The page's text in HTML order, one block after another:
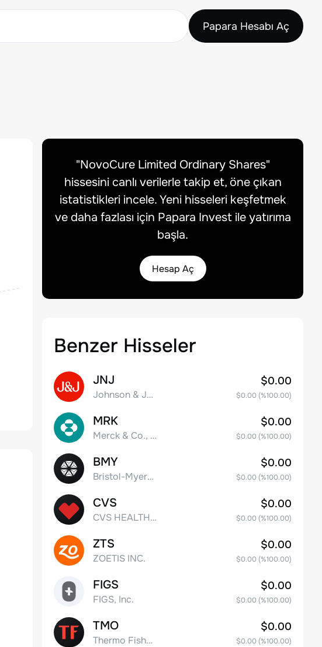
Papara Hesabı Aç
"NovoCure Limited Ordinary Shares"
hissesini canlı verilerle takip et, öne çıkan
istatistikleri incele. Yeni hisseleri keşfetmek
ve daha fazlası için Papara Invest ile yatırıma
başla.
Hesap Aç
Benzer Hisseler
JNJ
Johnson & Johnson
$0.00
$0.00(%100.00)
MRK
Merck & Co., Inc.
$0.00
$0.00(%100.00)
BMY
Bristol-Myers Squibb Co.
$0.00
$0.00(%100.00)
CVS
CVS HEALTH CORPORATION
$0.00
$0.00(%100.00)
ZTS
ZOETIS INC.
$0.00
$0.00(%100.00)
FIGS
FIGS, Inc.
$0.00
$0.00(%100.00)
TMO
Thermo Fisher Scientific, Inc.
$0.00
$0.00(%100.00)